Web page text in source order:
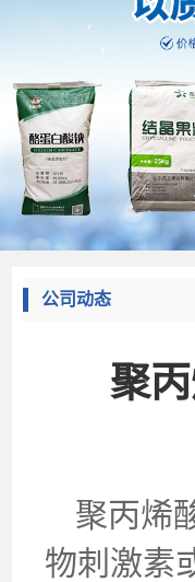
公司动态
聚
聚丙烯
物刺激素